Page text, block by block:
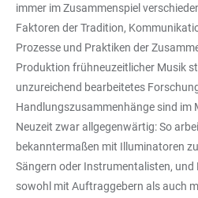
immer im Zusammenspiel
Faktoren der Tradition,
Prozesse und Praktiken der
Produktion frühneuzeitlicher Musik
unzureichend bearbeitetes
Handlungszusammenhänge sind im
Neuzeit zwar allgegenwärtig: So
bekanntermaßen mit Illuminatoren
Sängern oder Instrumentalisten,
sowohl mit Auftraggebern als auch